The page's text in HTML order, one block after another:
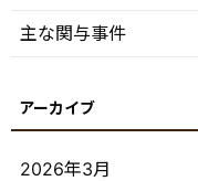
主な関与事件
2026年3月